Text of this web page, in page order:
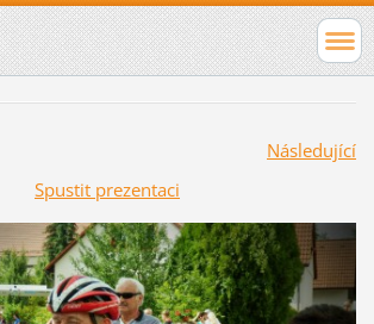
Následující
Spustit prezentaci